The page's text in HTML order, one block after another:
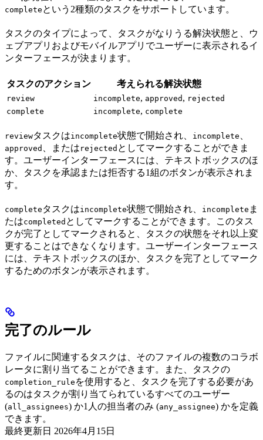
complete という2種類のタスクをサポートしています。
タスクのタイプによって、タスクがなりうる解決状態と、ウ
ェブアプリおよびモバイルアプリでユーザーに表示されるイ
ンターフェースが決まります。
タスクのアクション 考えられる解決状態
review incomplete, approved , rejected
complete
incomplete, complete
reviewタスクはincomplete状態で開始され、 incomplete
approved 、または rejected としてマークすることができま
す。ユーザーインターフェースには、テキストボックスのほ
か、タスクを承認または拒否する1組のボタンが表示されま
す。
complete タスクはincomplete状態で開始され、 incomplete ま
たはcompleted としてマークすることができます。このタス
クが完了としてマークされると、タスクの状態をそれ以上変
更することはできなくなります。ユーザーインターフェース
には、テキストボックスのほか、タスクを完了としてマーク
するためのボタンが表示されます。
完了のルール
ファイルに関連するタスクは、そのファイルの複数のコラボ
レータに割り当てることができます。また、タスクの
completion_rule を使用すると、タスクを完了する必要があ
るのはタスクが割り当てられているすべてのユーザー
(all_assignees) か1人の担当者のみ (any_assignee) かを定義
できます。
最終更新日 2026年4月15日